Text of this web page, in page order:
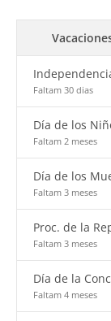
Faltam 30 dias
Día de los
Faltam 2 meses
Día de los
Faltam 3 meses
Proc. de la
Faltam 3 meses
Día de la
Faltam 4 meses